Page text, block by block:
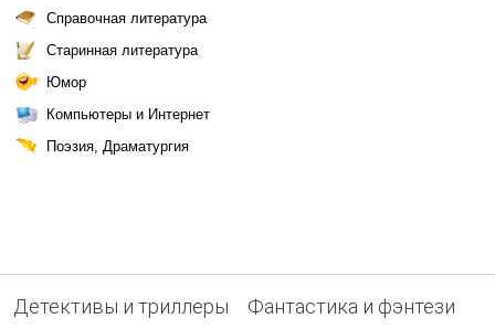
Справочная литература
Старинная литература
Юмор
Компьютеры и Интернет
Поэзия, Драматургия
Детективы и триллеры Фантастика и фэнтези